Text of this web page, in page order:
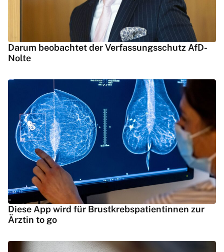
Darum beobachtet der Verfassungsschutz AfD-
Nolte
Diese App wird für Brustkrebspatientinnen zur
Ärztin to go